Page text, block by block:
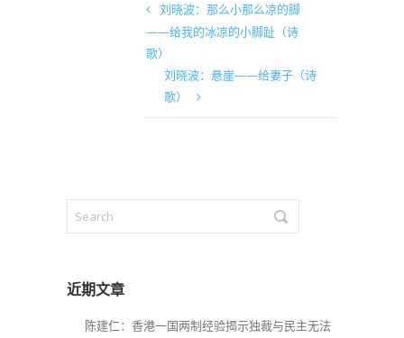
刘晓波：那么小那么凉的脚
——给我的冰凉的小脚趾（诗
歌）
刘晓波：悬崖——给妻子（诗
歌）
近期文章
陈建仁：香港一国两制经验揭示独裁与民主无法